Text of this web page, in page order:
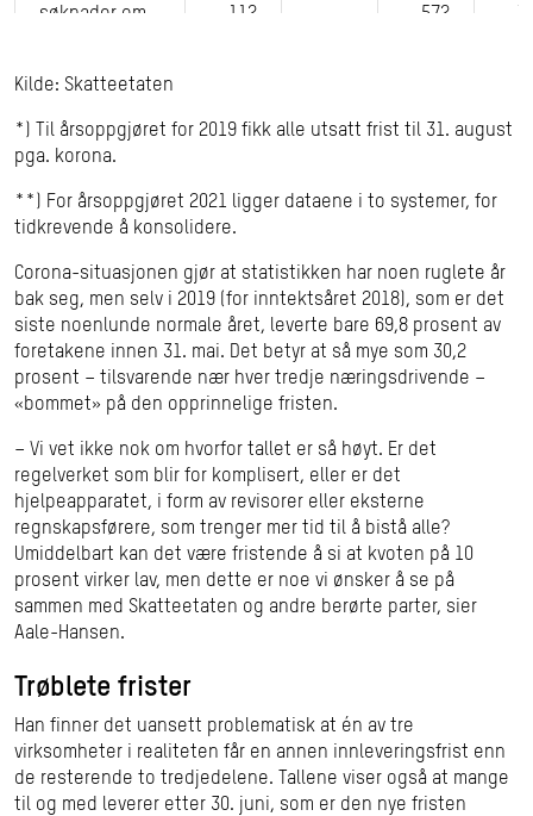
søknader om
112
572
Andel
søknader (av
20,3% - 30,3%
innen
opprinnelig
frist (31/5)
126
122
342
leveranse
innen
opprinnelig
frist (31/5)
69,8%
Antall levert
innen utsatt
615
615
621
Andel
leveranse
innen utsatt
83,9% 82,5% 83,5%
Kilde: Skatteetaten
*) Til årsoppgjøret for 2019 fikk alle utsatt frist til 31. august
pga. korona.
**) For årsoppgjøret 2021 ligger dataene i to systemer, for
tidkrevende å konsolidere.
Corona-situasjonen gjør at statistikken har noen ruglete år
bak seg, men selv i 2019 (for inntektsåret 2018), som er det
siste noenlunde normale året, leverte bare 69,8 prosent av
foretakene innen 31. mai. Det betyr at så mye som 30,2
prosent – tilsvarende nær hver tredje næringsdrivende –
«bommet» på den opprinnelige fristen.
– Vi vet ikke nok om hvorfor tallet er så høyt. Er det
regelverket som blir for komplisert, eller er det
hjelpeapparatet, i form av revisorer eller eksterne
regnskapsførere, som trenger mer tid til å bistå alle?
Umiddelbart kan det være fristende å si at kvoten på 10
prosent virker lav, men dette er noe vi ønsker å se på
sammen med Skatteetaten og andre berørte parter, sier
Aale-Hansen.
Trøblete frister
Han finner det uansett problematisk at én av tre
virksomheter i realiteten får en annen innleveringsfrist enn
de resterende to tredjedelene. Tallene viser også at mange
til og med leverer etter 30. juni, som er den nye fristen